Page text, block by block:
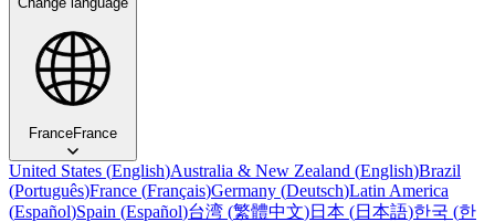
FranceFrance
United States (English)Australia & New Zealand (English)Brazil
(Português)France (Français)Germany (Deutsch)Latin America
(Español)Spain (Español)台湾 (繁體中文)日本 (日本語)한국 (한